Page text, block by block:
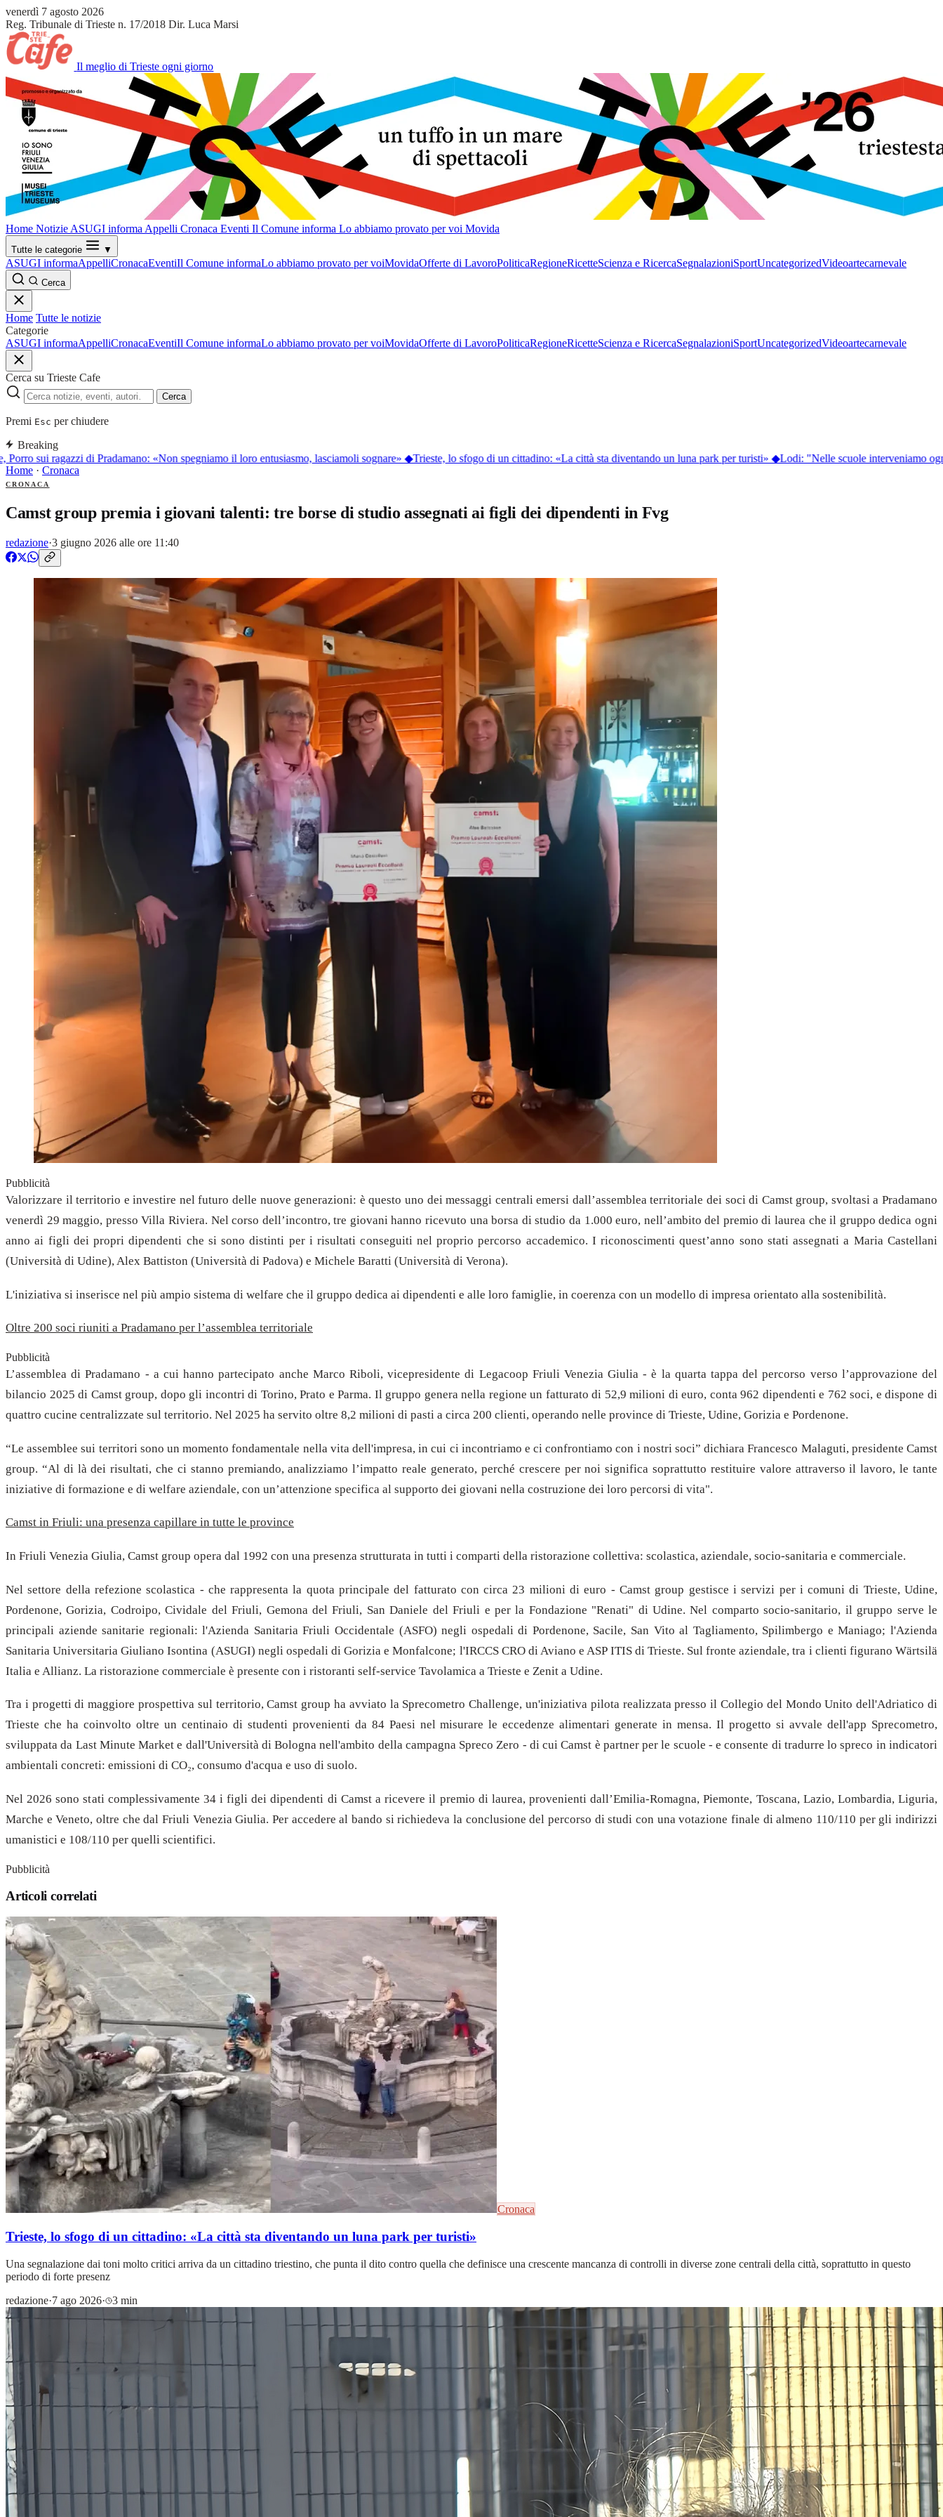
venerdì 7 agosto 2026
Reg. Tribunale di Trieste n. 17/2018 Dir. Luca Marsi
Il meglio di Trieste ogni giorno
Home Notizie ASUGI informa Appelli Cronaca Eventi Il Comune informa Lo abbiamo provato per voi Movida
Tutte le categorie ▼
ASUGI informaAppelliCronacaEventiIl Comune informaLo abbiamo provato per voiMovidaOfferte di LavoroPoliticaRegioneRicetteScienza e RicercaSegnalazioniSportUncategorizedVideoartecarnevale
Cerca
Home Tutte le notizie
Categorie
ASUGI informaAppelliCronacaEventiIl Comune informaLo abbiamo provato per voiMovidaOfferte di LavoroPoliticaRegioneRicetteScienza e RicercaSegnalazioniSportUncategorizedVideoartecarnevale
Cerca su Trieste Cafe
Cerca
Premi Esc per chiudere
Breaking
sui ragazzi di Pradamano: «Non spegniamo il loro entusiasmo, lasciamoli sognare»◆ Trieste, lo sfogo di un cittadino: «La città sta diventando un luna park per turisti»◆ Lodi: "Nelle scuole interveniamo
Home · Cronaca
CRONACA
Camst group premia i giovani talenti: tre borse di studio assegnati ai figli dei dipendenti in Fvg
redazione·3 giugno 2026 alle ore 11:40
Pubblicità
Valorizzare il territorio e investire nel futuro delle nuove generazioni: è questo uno dei messaggi centrali emersi dall’assemblea territoriale dei soci di Camst group, svoltasi a Pradamano
venerdì 29 maggio, presso Villa Riviera. Nel corso dell’incontro, tre giovani hanno ricevuto una borsa di studio da 1.000 euro, nell’ambito del premio di laurea che il gruppo dedica ogni
anno ai figli dei propri dipendenti che si sono distinti per i risultati conseguiti nel proprio percorso accademico. I riconoscimenti quest’anno sono stati assegnati a Maria Castellani
(Università di Udine), Alex Battiston (Università di Padova) e Michele Baratti (Università di Verona).
L'iniziativa si inserisce nel più ampio sistema di welfare che il gruppo dedica ai dipendenti e alle loro famiglie, in coerenza con un modello di impresa orientato alla sostenibilità.
Oltre 200 soci riuniti a Pradamano per l’assemblea territoriale
Pubblicità
L’assemblea di Pradamano - a cui hanno partecipato anche Marco Riboli, vicepresidente di Legacoop Friuli Venezia Giulia - è la quarta tappa del percorso verso l’approvazione del
bilancio 2025 di Camst group, dopo gli incontri di Torino, Prato e Parma. Il gruppo genera nella regione un fatturato di 52,9 milioni di euro, conta 962 dipendenti e 762 soci, e dispone di
quattro cucine centralizzate sul territorio. Nel 2025 ha servito oltre 8,2 milioni di pasti a circa 200 clienti, operando nelle province di Trieste, Udine, Gorizia e Pordenone.
“Le assemblee sui territori sono un momento fondamentale nella vita dell'impresa, in cui ci incontriamo e ci confrontiamo con i nostri soci” dichiara Francesco Malaguti, presidente Camst
group. “Al di là dei risultati, che ci stanno premiando, analizziamo l’impatto reale generato, perché crescere per noi significa soprattutto restituire valore attraverso il lavoro, le tante
iniziative di formazione e di welfare aziendale, con un’attenzione specifica al supporto dei giovani nella costruzione dei loro percorsi di vita".
Camst in Friuli: una presenza capillare in tutte le province
In Friuli Venezia Giulia, Camst group opera dal 1992 con una presenza strutturata in tutti i comparti della ristorazione collettiva: scolastica, aziendale, socio-sanitaria e commerciale.
Nel settore della refezione scolastica - che rappresenta la quota principale del fatturato con circa 23 milioni di euro - Camst group gestisce i servizi per i comuni di Trieste, Udine,
Pordenone, Gorizia, Codroipo, Cividale del Friuli, Gemona del Friuli, San Daniele del Friuli e per la Fondazione "Renati" di Udine. Nel comparto socio-sanitario, il gruppo serve le
principali aziende sanitarie regionali: l'Azienda Sanitaria Friuli Occidentale (ASFO) negli ospedali di Pordenone, Sacile, San Vito al Tagliamento, Spilimbergo e Maniago; l'Azienda
Sanitaria Universitaria Giuliano Isontina (ASUGI) negli ospedali di Gorizia e Monfalcone; l'IRCCS CRO di Aviano e ASP ITIS di Trieste. Sul fronte aziendale, tra i clienti figurano Wärtsilä
Italia e Allianz. La ristorazione commerciale è presente con i ristoranti self-service Tavolamica a Trieste e Zenit a Udine.
Tra i progetti di maggiore prospettiva sul territorio, Camst group ha avviato la Sprecometro Challenge, un'iniziativa pilota realizzata presso il Collegio del Mondo Unito dell'Adriatico di
Trieste che ha coinvolto oltre un centinaio di studenti provenienti da 84 Paesi nel misurare le eccedenze alimentari generate in mensa. Il progetto si avvale dell'app Sprecometro,
sviluppata da Last Minute Market e dall'Università di Bologna nell'ambito della campagna Spreco Zero - di cui Camst è partner per le scuole - e consente di tradurre lo spreco in indicatori
ambientali concreti: emissioni di CO₂, consumo d'acqua e uso di suolo.
Nel 2026 sono stati complessivamente 34 i figli dei dipendenti di Camst a ricevere il premio di laurea, provenienti dall’Emilia-Romagna, Piemonte, Toscana, Lazio, Lombardia, Liguria,
Marche e Veneto, oltre che dal Friuli Venezia Giulia. Per accedere al bando si richiedeva la conclusione del percorso di studi con una votazione finale di almeno 110/110 per gli indirizzi
umanistici e 108/110 per quelli scientifici.
Pubblicità
Articoli correlati
Cronaca
Trieste, lo sfogo di un cittadino: «La città sta diventando un luna park per turisti»
Una segnalazione dai toni molto critici arriva da un cittadino triestino, che punta il dito contro quella che definisce una crescente mancanza di controlli in diverse zone centrali della città, soprattutto in questo
periodo di forte presenz
redazione·7 ago 2026· 3 min